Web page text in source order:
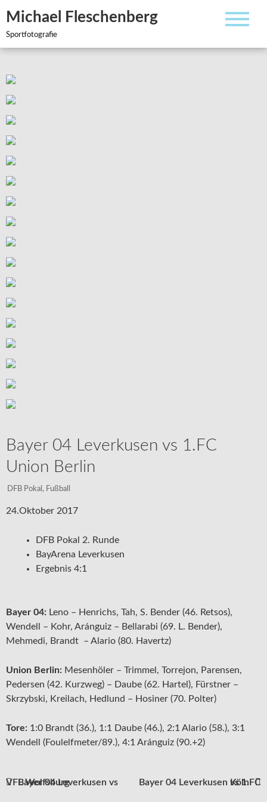
Inhalt
springen
Michael Fleschenberg
Sportfotografie
Bayer 04 Leverkusen vs 1.FC
Union Berlin
DFB Pokal , Fußball
24.Oktober 2017
DFB Pokal 2. Runde
BayArena Leverkusen
Ergebnis 4:1
Bayer 04: Leno – Henrichs, Tah, S. Bender (46. Retsos),
Wendell – Kohr, Aránguiz – Bellarabi (69. L. Bender),
Mehmedi, Brandt – Alario (80. Havertz)
Union Berlin: Mesenhöler – Trimmel, Torrejon, Parensen,
Pedersen (42. Kurzweg) – Daube (62. Hartel), Fürstner –
Skrzybski, Kreilach, Hedlund – Hosiner (70. Polter)
Tore: 1:0 Brandt (36.), 1:1 Daube (46.), 2:1 Alario (58.), 3:1
Wendell (Foulelfmeter/89.), 4:1 Aránguiz (90.+2)
Beitragsnavigation
Bayer 04 Leverkusen vs VFL Wolfsburg Bayer 04 Leverkusen vs 1.FC Köln